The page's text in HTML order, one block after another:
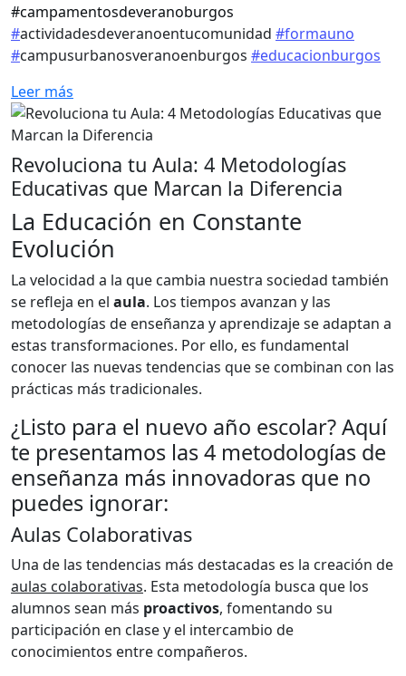
#campamentosdeveranoburgos
#actividadesdeveranoentucomunidad #formauno
#campusurbanosveranoenburgos #educacionburgos
Leer más
Revoluciona tu Aula: 4 Metodologías
Educativas que Marcan la Diferencia
La Educación en Constante
Evolución
La velocidad a la que cambia nuestra sociedad también
se refleja en el aula. Los tiempos avanzan y las
metodologías de enseñanza y aprendizaje se adaptan a
estas transformaciones. Por ello, es fundamental
conocer las nuevas tendencias que se combinan con las
prácticas más tradicionales.
¿Listo para el nuevo año escolar? Aquí
te presentamos las 4 metodologías de
enseñanza más innovadoras que no
puedes ignorar:
Aulas Colaborativas
Una de las tendencias más destacadas es la creación de
aulas colaborativas. Esta metodología busca que los
alumnos sean más proactivos, fomentando su
participación en clase y el intercambio de
conocimientos entre compañeros.